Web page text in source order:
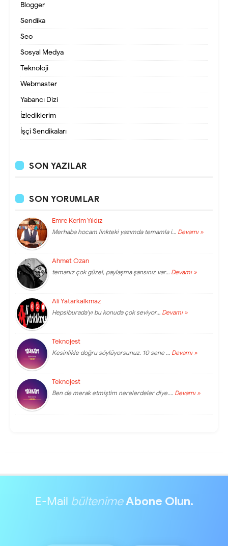
Blogger
Sendika
Seo
Sosyal Medya
Teknoloji
Webmaster
Yabancı Dizi
İzlediklerim
İşçi Sendikaları
SON YAZILAR
SON YORUMLAR
Emre Kerim Yıldız
Merhaba hocam linkteki yazımda temamla i… Devamı »
Ahmet Ozan
temanız çok güzel, paylaşma şansınız var… Devamı »
Ali Yatarkalkmaz
Hepsiburada'yı bu konuda çok seviyor… Devamı »
Teknojest
Kesinlikle doğru söylüyorsunuz. 10 sene … Devamı »
Teknojest
Ben de merak etmiştim nerelerdeler diye.… Devamı »
E-Mail bültenimeAbone Olun.